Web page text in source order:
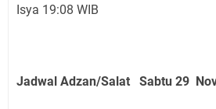
Isya 19:08 WIB
Jadwal Adzan/Salat Sabtu 29